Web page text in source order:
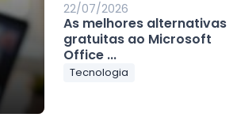
22/07/2026
As melhores alternativas
gratuitas ao Microsoft
Office ...
Tecnologia